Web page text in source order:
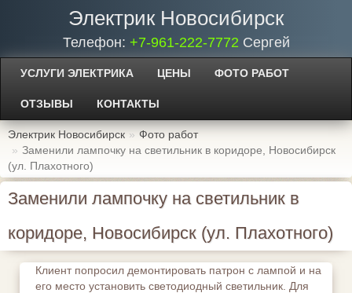
Электрик Новосибирск
Телефон: +7-961-222-7772 Сергей
УСЛУГИ ЭЛЕКТРИКА ЦЕНЫ ФОТО РАБОТ
ОТЗЫВЫ КОНТАКТЫ
Электрик Новосибирск
Фото работ
Заменили лампочку на светильник в коридоре, Новосибирск
(ул. Плахотного)
Заменили лампочку на светильник в
коридоре, Новосибирск (ул. Плахотного)
Клиент попросил демонтировать патрон с лампой и на
его место установить светодиодный светильник. Для